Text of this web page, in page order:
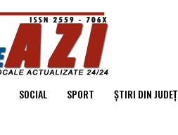
SOCIAL SPORT ȘTIRI DIN JUDEȚ